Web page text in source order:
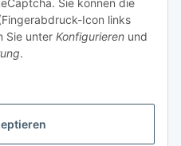
Sie können die
Icon links
Sie unter Konfigurieren und
.